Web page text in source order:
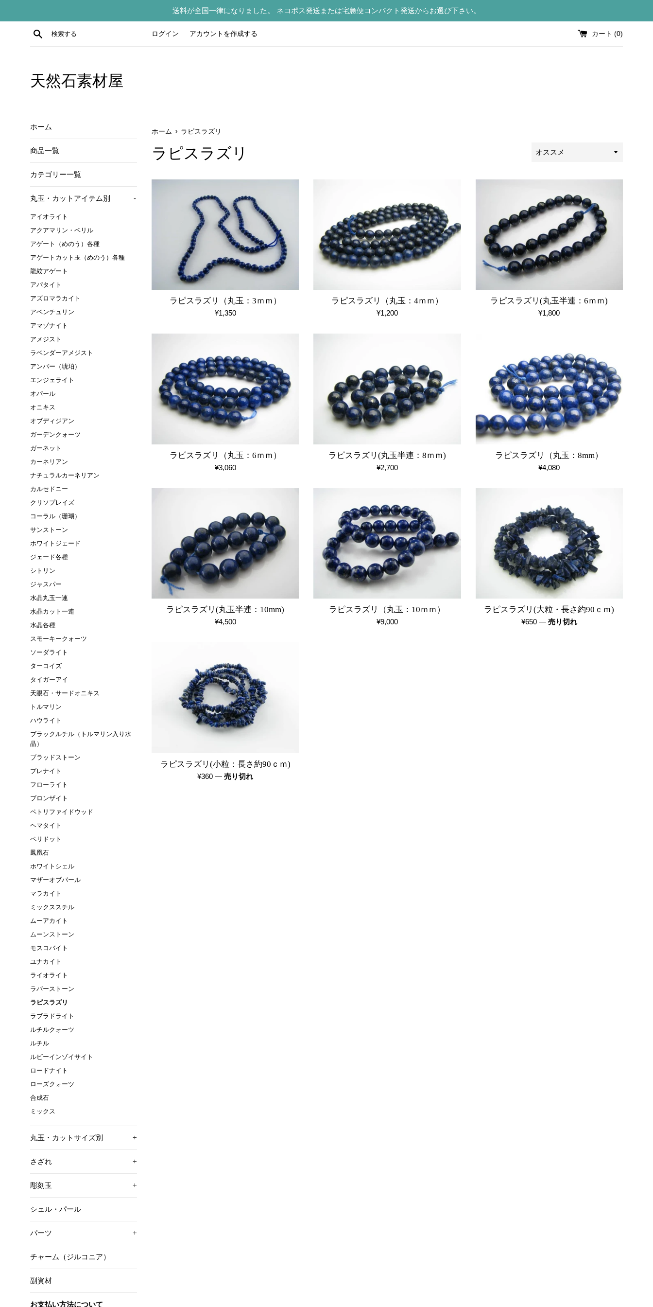
送料が全国一律になりました。 ネコポス発送または宅急便コンパクト発送からお選び下さい。
検索する ログイン アカウントを作成する カート (0)
天然石素材屋
ホーム
商品一覧
カテゴリー一覧
丸玉・カットアイテム別 -
アイオライト
アクアマリン・ベリル
アゲート（めのう）各種
アゲートカット玉（めのう）各種
龍紋アゲート
アパタイト
アズロマラカイト
アベンチュリン
アマゾナイト
アメジスト
ラベンダーアメジスト
アンバー（琥珀）
エンジェライト
オパール
オニキス
オブディジアン
ガーデンクォーツ
ガーネット
カーネリアン
ナチュラルカーネリアン
カルセドニー
クリソプレイズ
コーラル（珊瑚）
サンストーン
ホワイトジェード
ジェード各種
シトリン
ジャスパー
水晶丸玉一連
水晶カット一連
水晶各種
スモーキークォーツ
ソーダライト
ターコイズ
タイガーアイ
天眼石・サードオニキス
トルマリン
ハウライト
ブラックルチル（トルマリン入り水
晶）
ブラッドストーン
プレナイト
フローライト
ブロンザイト
ペトリファイドウッド
ヘマタイト
ペリドット
鳳凰石
ホワイトシェル
マザーオブパール
マラカイト
ミックススチル
ムーアカイト
ムーンストーン
モスコバイト
ユナカイト
ライオライト
ラバーストーン
ラピスラズリ
ラブラドライト
ルチルクォーツ
ルチル
ルビーインゾイサイト
ロードナイト
ローズクォーツ
合成石
ミックス
丸玉・カットサイズ別 +
さざれ +
彫刻玉 +
シェル・パール
パーツ +
チャーム（ジルコニア）
副資材
お支払い方法について
ホーム › ラピスラズリ
ラピスラズリ
ラピスラズリ（丸玉：3ｍｍ）
通
¥1,350
ラピスラズリ（丸玉：4ｍｍ）
通
¥1,200
ラピスラズリ(丸玉半連：6ｍｍ)
通
¥1,800
ラピスラズリ（丸玉：6ｍｍ）
通
¥3,060
ラピスラズリ(丸玉半連：8ｍｍ)
通
¥2,700
ラピスラズリ（丸玉：8mm）
通
¥4,080
ラピスラズリ(丸玉半連：10mm)
通
¥4,500
ラピスラズリ（丸玉：10ｍｍ）
通
¥9,000
ラピスラズリ(大粒・長さ約90ｃｍ)
通
¥650 — 売り切れ
ラピスラズリ(小粒：長さ約90ｃｍ)
通
¥360—売り切れ